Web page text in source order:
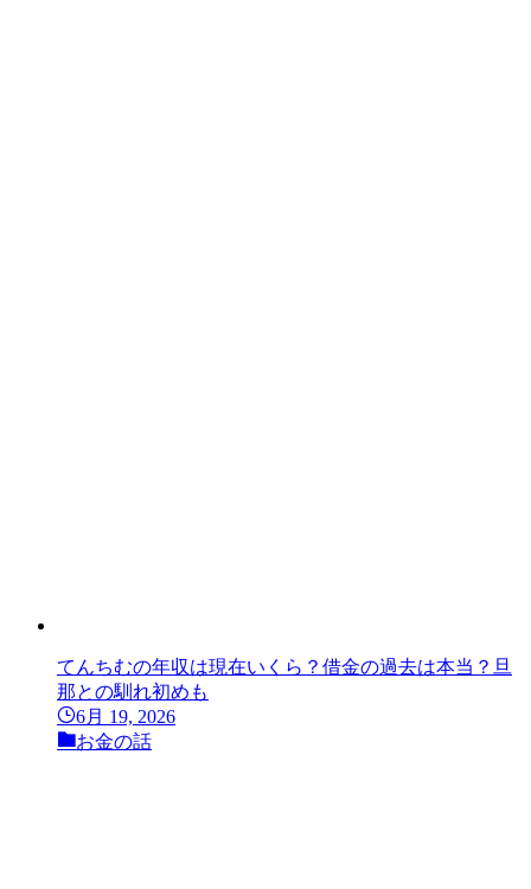
てんちむの年収は現在いくら？借金の過去は本当？旦
那との馴れ初めも
6月 19, 2026
お金の話